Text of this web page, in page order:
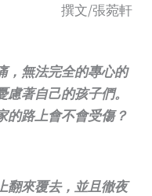
撰文/張菀軒
，無法完全的專心的
著自己的孩子們。
的路上會不會受傷？
翻來覆去，並且徹夜